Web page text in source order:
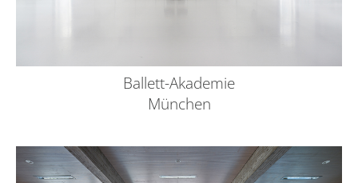
Ballett-Akademie
München